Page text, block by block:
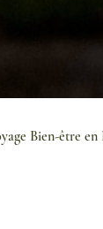
Bien-être